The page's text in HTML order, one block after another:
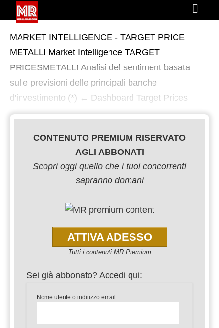
MARKET INTELLIGENCE - TARGET PRICE
METALLI Market Intelligence TARGET
PRICESMETALLI Analisi del sentiment basata
sulle previsioni delle principali banche
d'investimento (*) ← Dashboard Target Prices
CONTENUTO PREMIUM RISERVATO
AGLI ABBONATI
Scopri oggi quello che i tuoi concorrenti
sapranno domani
ATTIVA ADESSO
Tutti i contenuti MR Premium
Sei già abbonato? Accedi qui:
Nome utente o indirizzo email